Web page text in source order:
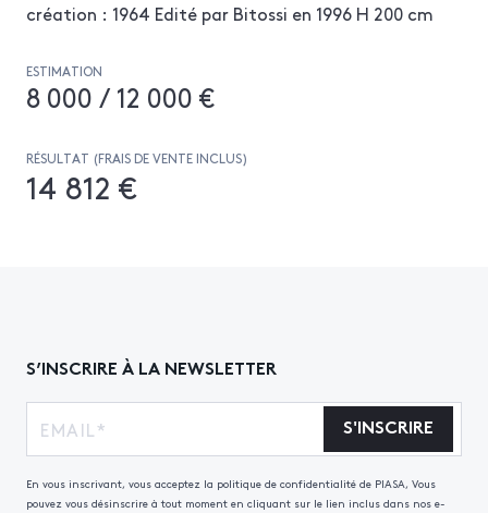
création : 1964 Edité par Bitossi en 1996 H 200 cm
ESTIMATION
8 000 / 12 000 €
RÉSULTAT (FRAIS DE VENTE INCLUS)
14 812 €
S’INSCRIRE À LA NEWSLETTER
S'INSCRIRE
En vous inscrivant, vous acceptez la politique de confidentialité de PIASA, Vous
pouvez vous désinscrire à tout moment en cliquant sur le lien inclus dans nos e-